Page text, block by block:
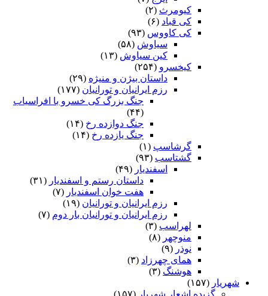
کیومرث (۲)
کی قباد (۶)
کی کاووس (۹۳)
سیاوش (۵۸)
کین سیاوش (۱۳)
کیخسرو (۲۵۴)
داستان بیژن و منیژه (۲۹)
رزم ایرانیان و تورانیان (۱۷۷)
جنگ بزرگ کی خسرو با افراسیاب
(۴۴)
جنگ دوازده رخ (۱۴)
جنگ یازده رخ (۱۴)
گرشاسپ (۱)
گشتاسب (۹۳)
اسفندیار (۴۹)
داستان رستم و اسفندیار (۳۱)
هفت خوان اسفندیار (۷)
رزم ایرانیان و تورانیان (۱۹)
رزم ایرانیان و تورانیان بار دوم (۷)
لهراسب (۳)
منوچهر (۸)
نوذر (۹)
هماى چهرزاد (۳)
هوشنگ (۳)
شهریار (۱۵۷)
گزیده اشعار شهریار (۱۵۷)